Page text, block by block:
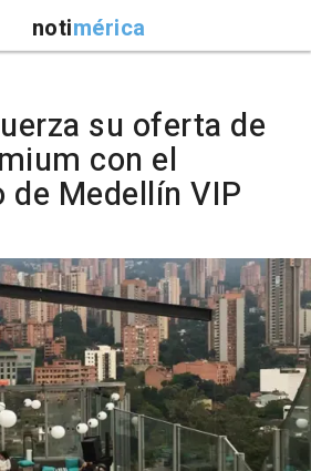
notimérica
su oferta de
con el
Medellín VIP